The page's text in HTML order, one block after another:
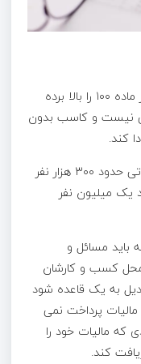
سبحانیان با بیان اینکه سقف استفاده از ماده ۱۰۰ را بالا برده
ماده ۱۰۰ فرار مالیاتی نیست و کاسب بدون
کند.
وی ادامه داد: امسال تعداد اظهارنامه مالیاتی حدود ۳۰۰ هزار نفر
و تبصره ماده ۱۰۰ حدود یک میلیون نفر
باید مسائل و‌
محل کسب و کارشان
به یک قاعده شود
پرداخت نمی
که مالیات خود را
کند.